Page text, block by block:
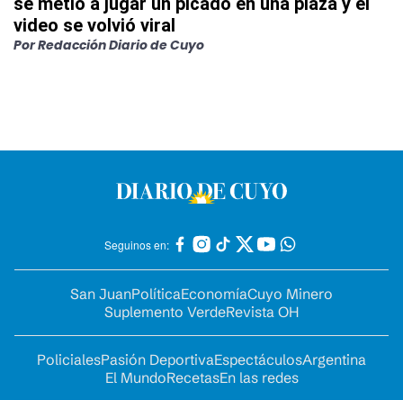
video se volvió viral
PorRedacción Diario de Cuyo
Seguinos en:
San JuanPolíticaEconomíaCuyo Minero
Suplemento VerdeRevista OH
PolicialesPasión DeportivaEspectáculosArgentina
El MundoRecetasEn las redes